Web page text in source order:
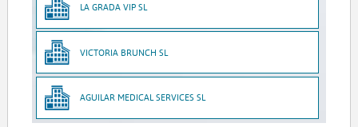
LA GRADA VIP SL
VICTORIA BRUNCH SL
AGUILAR MEDICAL SERVICES SL